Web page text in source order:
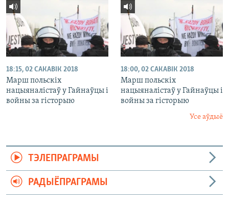
18:15, 02 САКАВІК 2018
Марш польскіх
нацыяналістаў у Гайнаўцы і
войны за гісторыю
18:00, 02 САКАВІК 2018
Марш польскіх
нацыяналістаў у Гайнаўцы і
войны за гісторыю
Усе аўдыё
ТЭЛЕПРАГРАМЫ
РАДЫЁПРАГРАМЫ